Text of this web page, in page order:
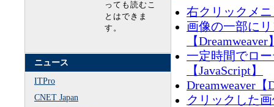
右クリックメ
画像の一部に
【Dreamweaver
一定時間でロ
【JavaScript】
Dreamweaver【
クリックした
っても読むこ
とはできま
す。
ニュース
ITPro
CNET Japan